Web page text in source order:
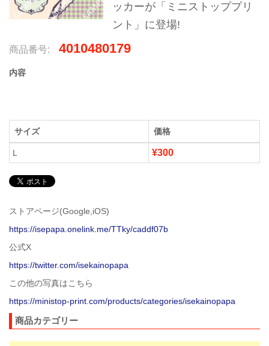
ッカーが「ミニストッププリ
ント」に登場!
商品番号: 4010480179
内容
サイズ 価格
L ¥300
ストアページ(Google,iOS)
https://isepapa.onelink.me/TTky/caddf07b
公式X
https://twitter.com/isekainopapa
この他の写真はこちら
https://ministop-print.com/products/categories/isekainopapa
商品カテゴリー